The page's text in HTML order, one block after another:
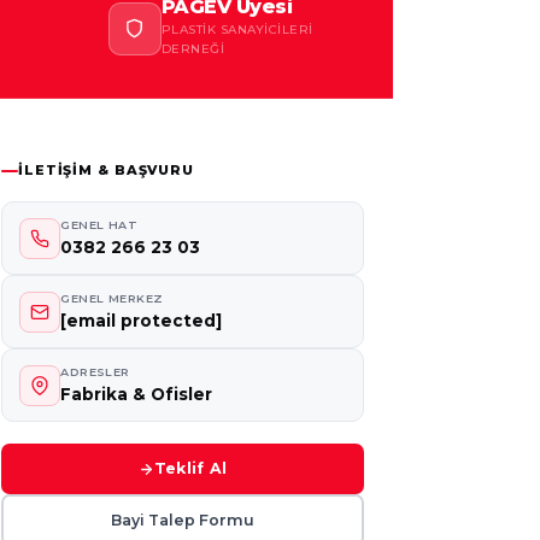
PAGEV Üyesi
PLASTIK SANAYICILERI
DERNEĞI
İLETIŞIM & BAŞVURU
GENEL HAT
0382 266 23 03
GENEL MERKEZ
[email protected]
ADRESLER
Fabrika & Ofisler
Teklif Al
Bayi Talep Formu